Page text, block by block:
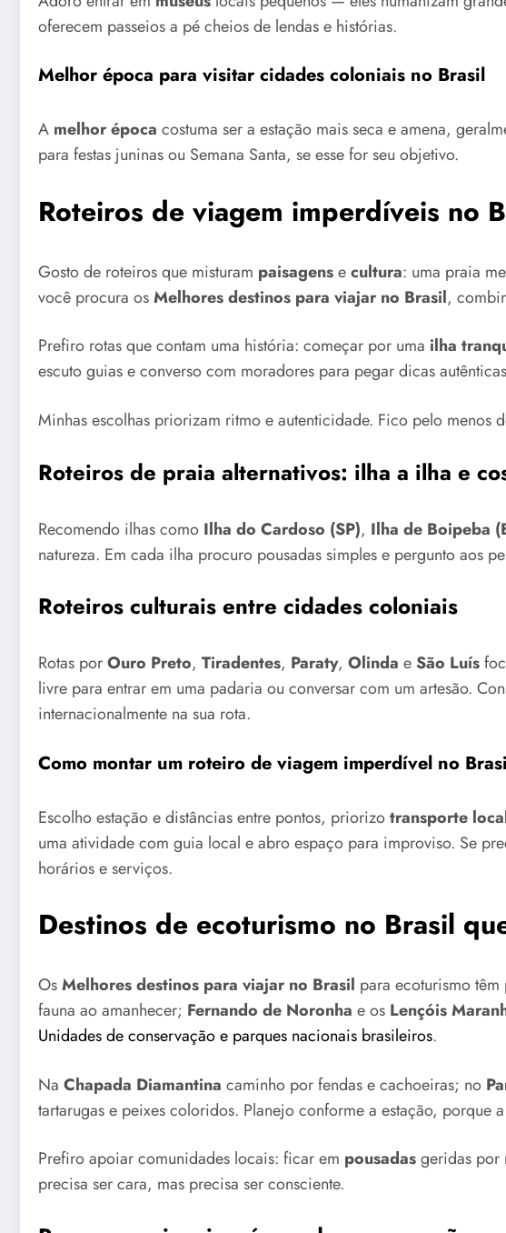
oferecem passeios a pé cheios de lendas e histórias.
Melhor época para visitar cidades coloniais no Brasil
A melhor época costuma ser a estação mais seca e amena,
para festas juninas ou Semana Santa, se esse for seu objetivo.
Roteiros de viagem imperdíveis no
Gosto de roteiros que misturam paisagensecultura: uma praia
você procura osMelhores destinos para viajar no Brasil,
Prefiro rotas que contam uma história: começar por uma ilha
escuto guias e converso com moradores para pegar dicas
Minhas escolhas priorizam ritmo e autenticidade. Fico pelo menos
Roteiros de praia alternativos: ilha a ilha e
Recomendo ilhas como Ilha do Cardoso (SP), Ilha de Boipeba
natureza. Em cada ilha procuro pousadas simples e pergunto aos
Roteiros culturais entre cidades coloniais
Rotas porOuro Preto, Tiradentes, Paraty, Olinda eSão Luís
livre para entrar em uma padaria ou conversar com um artesão.
internacionalmente na sua rota.
Como montar um roteiro de viagem imperdível no
Escolho estação e distâncias entre pontos, priorizotransporte
uma atividade com guia local e abro espaço para improviso. Se
horários e serviços.
Destinos de ecoturismo no Brasil
OsMelhores destinos para viajar no Brasil para ecoturismo
fauna ao amanhecer; Fernando de Noronha e os Lençóis
Unidades de conservação e parques nacionais brasileiros.
Na Chapada Diamantina caminho por fendas e cachoeiras; no
tartarugas e peixes coloridos. Planejo conforme a estação,
Prefiro apoiar comunidades locais: ficar em pousadasgeridas por
precisa ser cara, mas precisa ser consciente.